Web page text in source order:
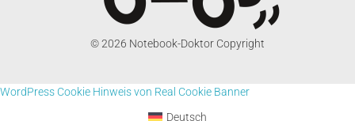
© 2026 Notebook-Doktor Copyright
WordPress Cookie Hinweis von Real Cookie Banner
Deutsch